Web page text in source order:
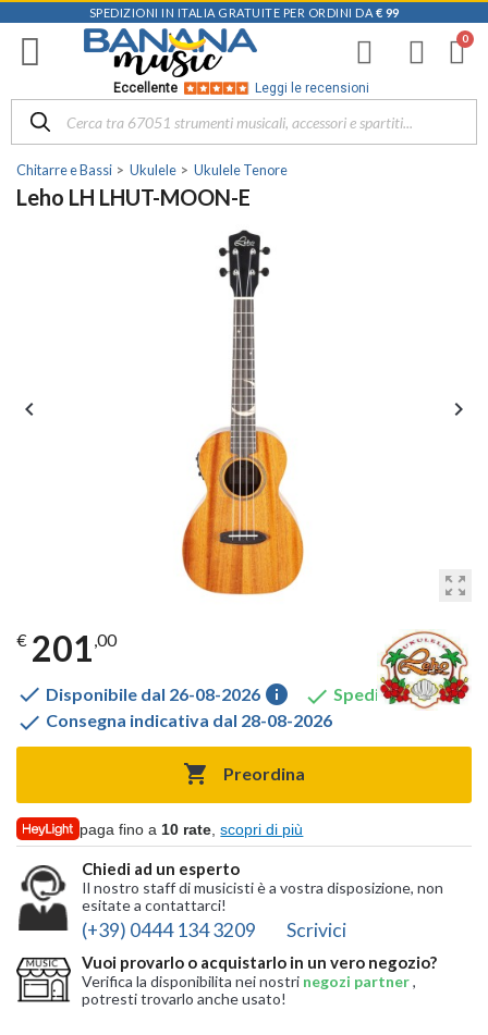
SPEDIZIONI IN ITALIA GRATUITE PER ORDINI DA € 99
Eccellente Leggi le recensioni
Chitarre e Bassi Ukulele Ukulele Tenore
Leho LH LHUT-MOON-E
zoom_out_map
 
€ 201,00
 Disponibile dal 26-08-2026 info  Spedito gratis
 Consegna indicativa dal 28-08-2026
 Preordina
paga fino a 10 rate ,scopri di più
Chiedi ad un esperto
Il nostro staff di musicisti è a vostra disposizione, non
esitate a contattarci!
(+39) 0444 134 3209 Scrivici
Vuoi provarlo o acquistarlo in un vero negozio?
Verifica la disponibilita nei nostri negozi partner,
potresti trovarlo anche usato!